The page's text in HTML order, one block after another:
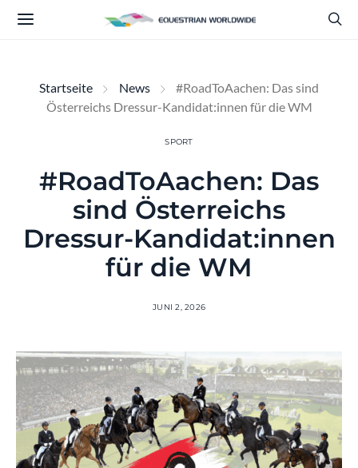
Startseite News
#RoadToAachen: Das sind
Österreichs Dressur-Kandidat:innen für die WM
SPORT
#RoadToAachen: Das
sind Österreichs
Dressur-Kandidat:innen
für die WM
JUNI 2, 2026